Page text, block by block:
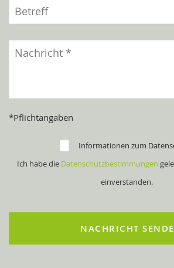
*Pflichtangaben
Informationen zum
Ich habe die Datenschutzbestimmungen
einverstanden.